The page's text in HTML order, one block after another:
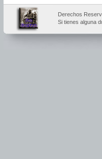
Derechos
Si tienes alguna